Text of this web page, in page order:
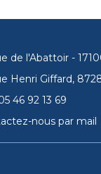
de l'Abattoir -
Henri Giffard,
46 92 13 69
nous par mail